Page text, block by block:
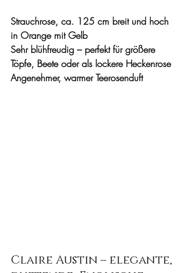
Strauchrose, ca. 125 cm breit und hoch
in Orange mit Gelb
Sehr blühfreudig – perfekt für größere
Töpfe, Beete oder als lockere Heckenrose
Angenehmer, warmer Teerosenduft
Claire Austin – elegante,